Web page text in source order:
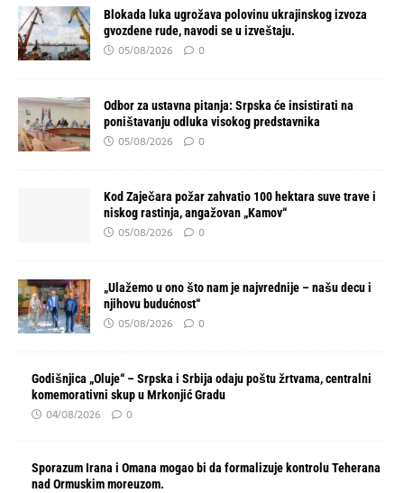
Blokada luka ugrožava polovinu ukrajinskog izvoza
gvozdene rude, navodi se u izveštaju.
05/08/2026 0
Odbor za ustavna pitanja: Srpska će insistirati na
poništavanju odluka visokog predstavnika
05/08/2026 0
Kod Zaječara požar zahvatio 100 hektara suve trave i
niskog rastinja, angažovan „Kamov“
05/08/2026 0
„Ulažemo u ono što nam je najvrednije – našu decu i
njihovu budućnost“
05/08/2026 0
Godišnjica „Oluje“ – Srpska i Srbija odaju poštu žrtvama, centralni
komemorativni skup u Mrkonjić Gradu
04/08/2026 0
Sporazum Irana i Omana mogao bi da formalizuje kontrolu Teherana
nad Ormuskim moreuzom.